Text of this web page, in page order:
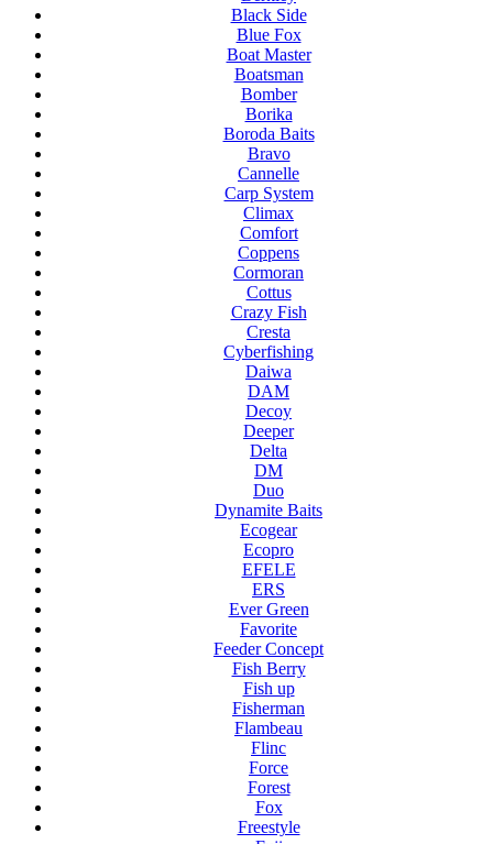
Black Side
Blue Fox
Boat Master
Boatsman
Bomber
Borika
Boroda Baits
Bravo
Cannelle
Carp System
Climax
Comfort
Coppens
Cormoran
Cottus
Crazy Fish
Cresta
Cyberfishing
Daiwa
DAM
Decoy
Deeper
Delta
DM
Duo
Dynamite Baits
Ecogear
Ecopro
EFELE
ERS
Ever Green
Favorite
Feeder Concept
Fish Berry
Fish up
Fisherman
Flambeau
Flinc
Force
Forest
Fox
Freestyle